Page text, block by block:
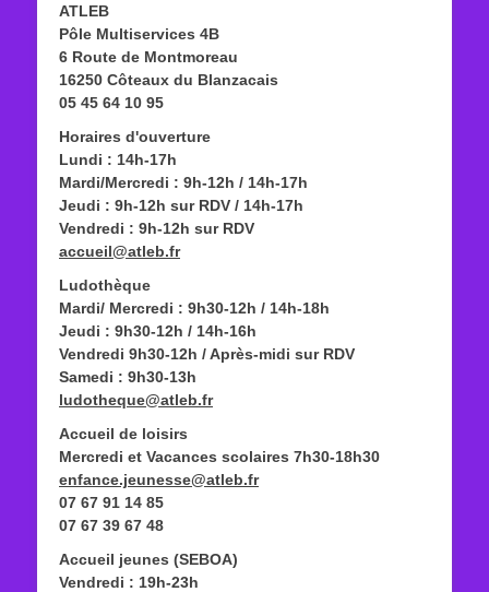
ATLEB
Pôle Multiservices 4B
6 Route de Montmoreau
16250 Côteaux du Blanzacais
05 45 64 10 95
Horaires d'ouverture
Lundi : 14h-17h
Mardi/Mercredi : 9h-12h / 14h-17h
Jeudi : 9h-12h sur RDV / 14h-17h
Vendredi : 9h-12h sur RDV
accueil@atleb.fr
Ludothèque
Mardi/ Mercredi : 9h30-12h / 14h-18h
Jeudi : 9h30-12h / 14h-16h
Vendredi 9h30-12h / Après-midi sur RDV
Samedi : 9h30-13h
ludotheque@atleb.fr
Accueil de loisirs
Mercredi et Vacances scolaires 7h30-18h30
enfance.jeunesse@atleb.fr
07 67 91 14 85
07 67 39 67 48
Accueil jeunes (SEBOA)
Vendredi : 19h-23h